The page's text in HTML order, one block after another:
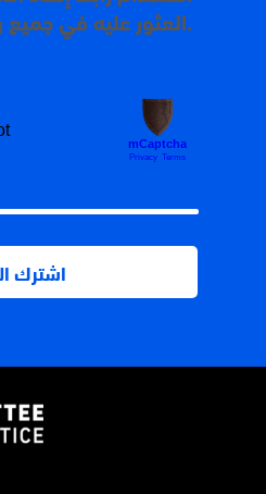
العثور عليه في جميع رسائلنا الإلكترونية.